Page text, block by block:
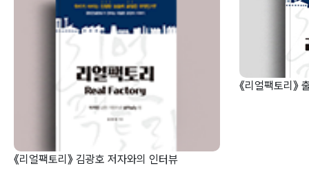
《리얼팩토리》 김광호 저자와의 인터뷰
《리얼팩토리》